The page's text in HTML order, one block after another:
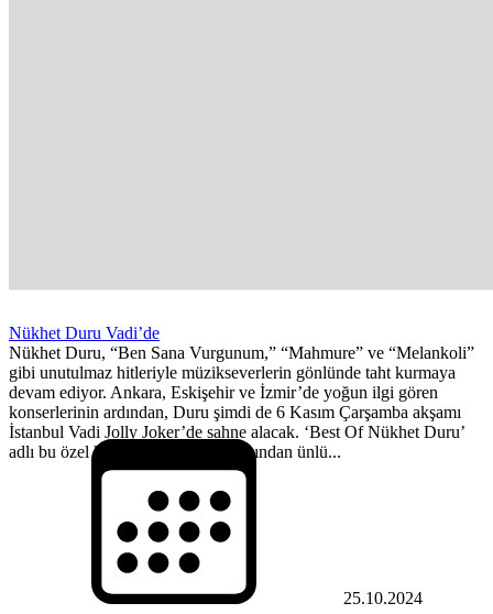
Nükhet Duru Vadi’de
Nükhet Duru, “Ben Sana Vurgunum,” “Mahmure” ve “Melankoli”
gibi unutulmaz hitleriyle müzikseverlerin gönlünde taht kurmaya
devam ediyor. Ankara, Eskişehir ve İzmir’de yoğun ilgi gören
konserlerinin ardından, Duru şimdi de 6 Kasım Çarşamba akşamı
İstanbul Vadi Jolly Joker’de sahne alacak. ‘Best Of Nükhet Duru’
adlı bu özel konserde, sanat dünyasından ünlü...
25.10.2024